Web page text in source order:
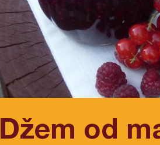
Džem od